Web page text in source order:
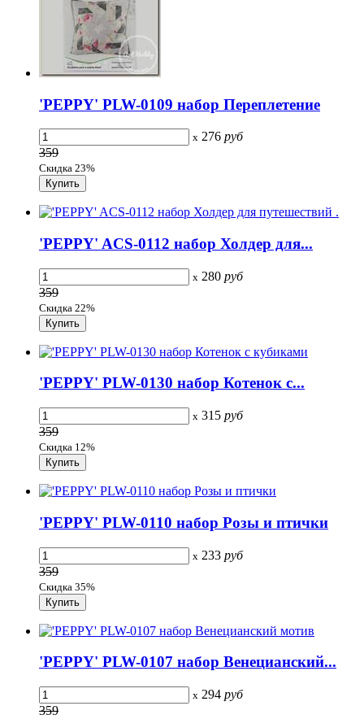
'PEPPY' PLW-0109 набор Переплетение
x 276 руб
359
Скидка 23%
'PEPPY' ACS-0112 набор Холдер для...
x 280 руб
359
Скидка 22%
'PEPPY' PLW-0130 набор Котенок с...
x 315 руб
359
Скидка 12%
'PEPPY' PLW-0110 набор Розы и птички
x 233 руб
359
Скидка 35%
'PEPPY' PLW-0107 набор Венецианский...
x 294 руб
359